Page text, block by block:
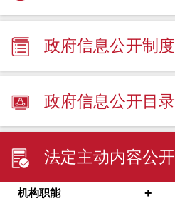
政府信息公开制度
政府信息公开目录
法定主动内容公开
机构职能 +